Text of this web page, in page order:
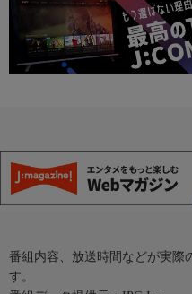
番組内容、放送時間などが実際
す。